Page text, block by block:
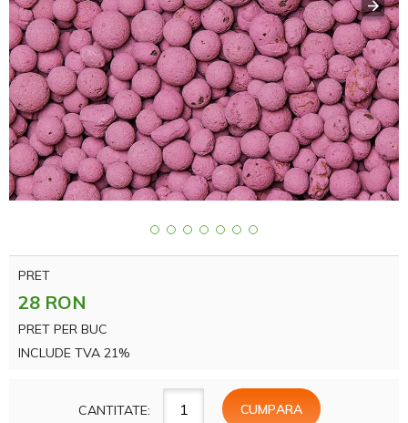
PRET
28 RON
PRET PER BUC
INCLUDE TVA 21%
CANTITATE: